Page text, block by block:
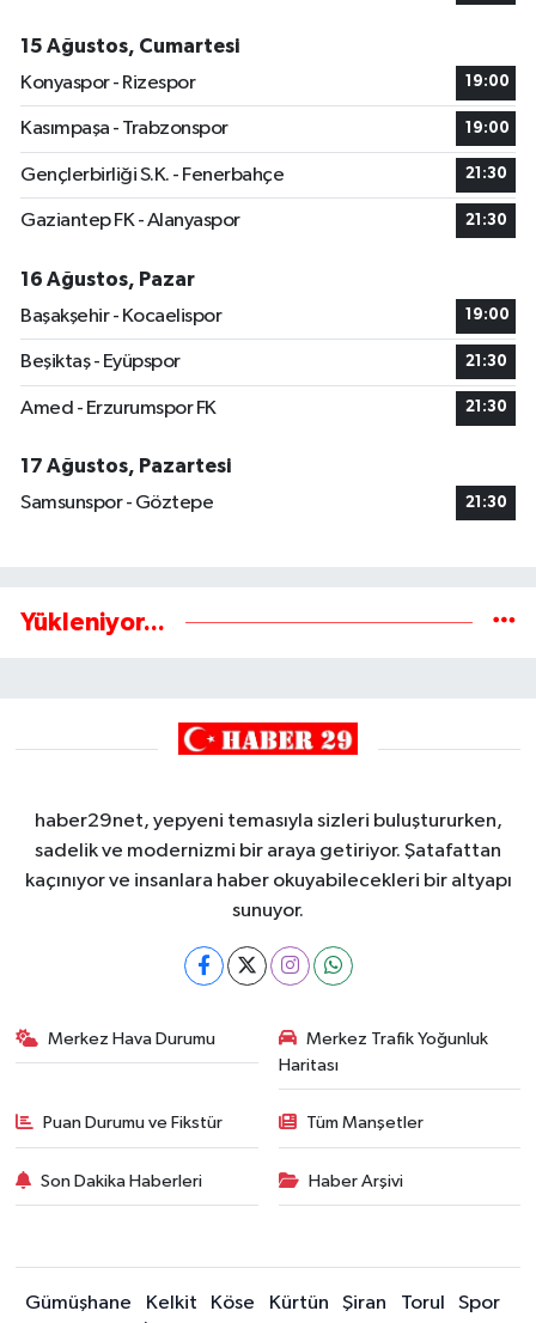
15 Ağustos, Cumartesi
Konyaspor - Rizespor
19:00
Kasımpaşa - Trabzonspor 19:00
Gençlerbirliği S.K. - Fenerbahçe 21:30
Gaziantep FK - Alanyaspor 21:30
16 Ağustos, Pazar
Başakşehir - Kocaelispor
19:00
Beşiktaş - Eyüpspor 21:30
Amed - Erzurumspor FK 21:30
17 Ağustos, Pazartesi
Samsunspor - Göztepe
21:30
Yükleniyor...
haber29net, yepyeni temasıyla sizleri buluştururken,
sadelik ve modernizmi bir araya getiriyor. Şatafattan
kaçınıyor ve insanlara haber okuyabilecekleri bir altyapı
sunuyor.
Merkez Hava Durumu
Merkez Trafik Yoğunluk
Haritası
Puan Durumu ve Fikstür Tüm Manşetler
Son Dakika Haberleri Haber Arşivi
Gümüşhane Kelkit Köse Kürtün Şiran Torul Spor